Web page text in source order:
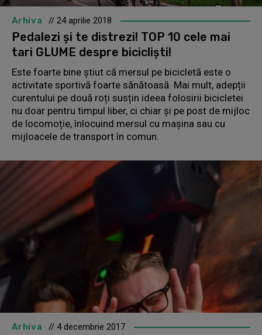
Arhiva // 24 aprilie 2018
Pedalezi și te distrezi! TOP 10 cele mai
tari GLUME despre bicicliști!
Este foarte bine știut că mersul pe bicicletă este o
activitate sportivă foarte sănătoasă. Mai mult, adepții
curentului pe două roți susțin ideea folosirii bicicletei
nu doar pentru timpul liber, ci chiar și pe post de mijloc
de locomoție, înlocuind mersul cu mașina sau cu
mijloacele de transport în comun.
Arhiva // 4 decembrie 2017